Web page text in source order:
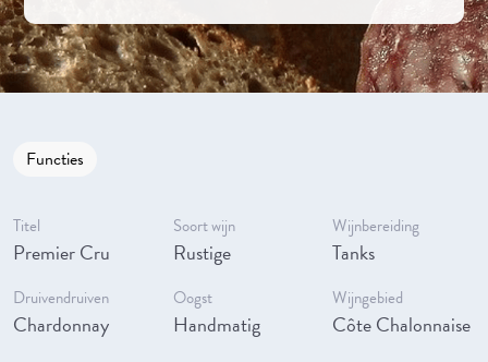
Functies
Titel
Premier Cru
Soort wijn
Rustige
Wijnbereiding
Tanks
Druivendruiven
Chardonnay
Oogst
Handmatig
Wijngebied
Côte Chalonnaise